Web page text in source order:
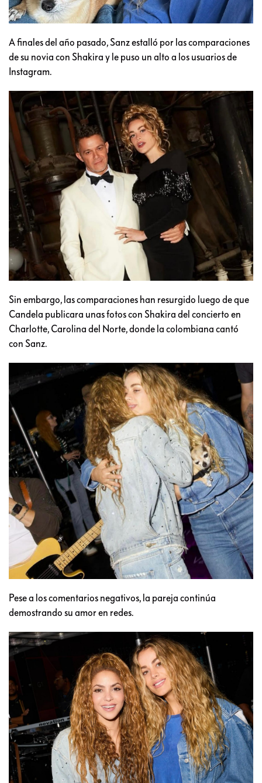
A finales del año pasado, Sanz estalló por las comparaciones
de su novia con Shakira y le puso un alto a los usuarios de
Instagram.
Sin embargo, las comparaciones han resurgido luego de que
Candela publicara unas fotos con Shakira del concierto en
Charlotte, Carolina del Norte, donde la colombiana cantó
con Sanz.
Pese a los comentarios negativos, la pareja continúa
demostrando su amor en redes.